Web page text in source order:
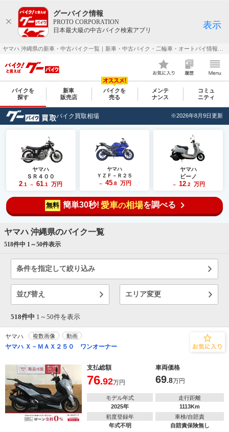
グーバイク情報
PROTO CORPORATION
日本最大級の中古バイク検索アプリ
表示
バイクを
探す
新車
販売店
バイクを
売る
メンテ
ナンス
コミュ
ニティ
バイク買取相場 ※2026年8月9日更新
ヤマハ
ＳＲ４００
2 .1 ～ 61 .1 万円
ヤマハ
ＹＺＦ－Ｒ２５
～ 45.8 万円
ヤマハ
ビーノ
～ 12.2 万円
無料 簡単30秒! 愛車の相場を調べる
ヤマハ 沖縄県のバイク一覧
518件中 1～50件表示
条件を指定して絞り込み
並び替え エリア変更
518件中 1～ 50件を表示
ヤマハ 複数画像 動画
ヤマハ Ｘ－ＭＡＸ２５０ ワンオーナー
支払総額 車両価格
76.92万円 69.8万円
モデル年式
2025年
走行距離
1113Km
初度登録年
年式不明
車検/自賠責
自賠責保険無し